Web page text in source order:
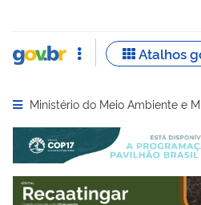
Abrir menu principal de
Ministério do Meio Ambiente e
Serviços recomendados para